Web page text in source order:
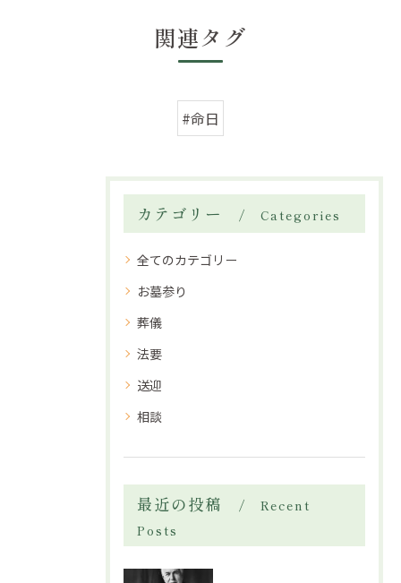
関連タグ
#命日
カテゴリー Categories
全てのカテゴリー
お墓参り
葬儀
法要
送迎
相談
最近の投稿
Recent
Posts